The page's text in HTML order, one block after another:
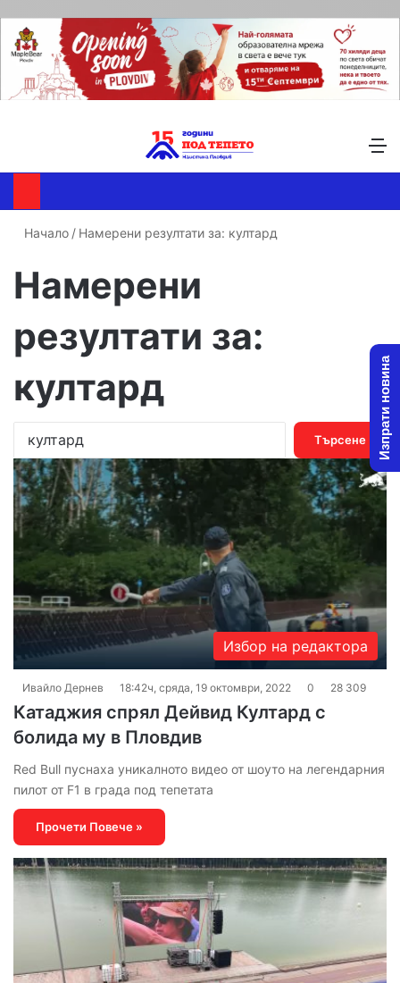
Начало / Намерени резултати за: култард
Намерени
резултати за:
култард
Т
ъ
р
с
е
н
е
а
:
Избор на редактора
Ивайло Дернев 18:42ч, сряда, 19 октомври, 2022 0 28 309
Катаджия спрял Дейвид Култард с
болида му в Пловдив
Red Вull пуснаха уникалното видео от шоуто на легендарния
пилот от F1 в града под тепетата
Прочети Повече »
Изпрати новина